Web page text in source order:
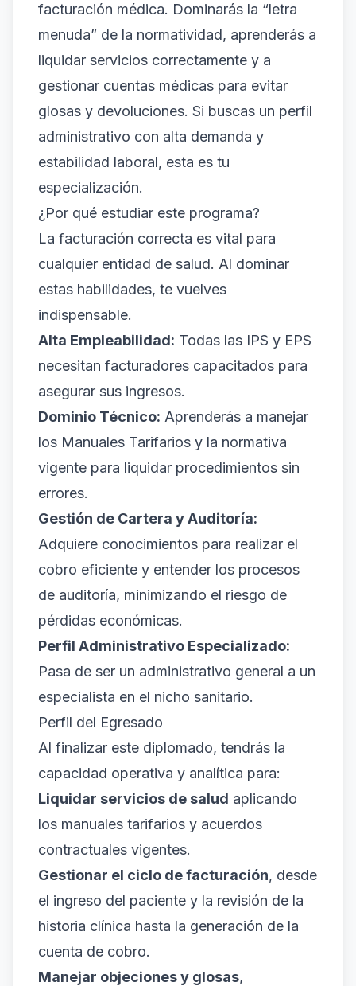
facturación médica. Dominarás la “letra
menuda” de la normatividad, aprenderás a
liquidar servicios correctamente y a
gestionar cuentas médicas para evitar
glosas y devoluciones. Si buscas un perfil
administrativo con alta demanda y
estabilidad laboral, esta es tu
especialización.
¿Por qué estudiar este programa?
La facturación correcta es vital para
cualquier entidad de salud. Al dominar
estas habilidades, te vuelves
indispensable.
Alta Empleabilidad: Todas las IPS y EPS
necesitan facturadores capacitados para
asegurar sus ingresos.
Dominio Técnico: Aprenderás a manejar
los Manuales Tarifarios y la normativa
vigente para liquidar procedimientos sin
errores.
Gestión de Cartera y Auditoría:
Adquiere conocimientos para realizar el
cobro eficiente y entender los procesos
de auditoría, minimizando el riesgo de
pérdidas económicas.
Perfil Administrativo Especializado:
Pasa de ser un administrativo general a un
especialista en el nicho sanitario.
Perfil del Egresado
Al finalizar este diplomado, tendrás la
capacidad operativa y analítica para:
Liquidar servicios de salud aplicando
los manuales tarifarios y acuerdos
contractuales vigentes.
Gestionar el ciclo de facturación, desde
el ingreso del paciente y la revisión de la
historia clínica hasta la generación de la
cuenta de cobro.
Manejar objeciones y glosas,